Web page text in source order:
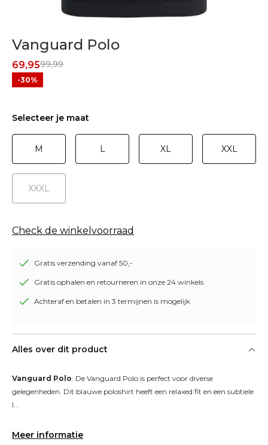
Vanguard Polo
99,99
69,95
-30%
Selecteer je maat
M L XL XXL
XXXL
Check de winkelvoorraad
Gratis verzending vanaf 50,-
Gratis ophalen en retourneren in onze 24 winkels
Achteraf en betalen in 3 termijnen is mogelijk
Alles over dit product
Vanguard Polo: De Vanguard Polo is perfect voor diverse
gelegenheden. Dit blauwe poloshirt heeft een relaxed fit en een subtiele
l...
Meer informatie